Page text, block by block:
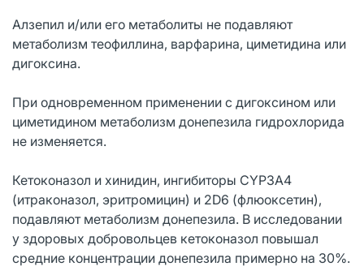
Алзепил и/или его метаболиты не подавляют
метаболизм теофиллина, варфарина, циметидина или
дигоксина.
При одновременном применении с дигоксином или
циметидином метаболизм донепезила гидрохлорида
не изменяется.
Кетоконазол и хинидин, ингибиторы CYP3A4
(итраконазол, эритромицин) и 2D6 (флюоксетин),
подавляют метаболизм донепезила. В исследовании
у здоровых добровольцев кетоконазол повышал
средние концентрации донепезила примерно на 30%.